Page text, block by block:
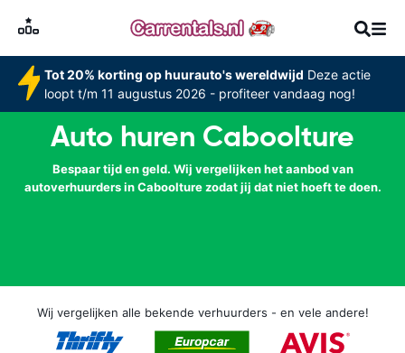
Tot 20% korting op huurauto's wereldwijd Deze actie
loopt t/m 11 augustus 2026 - profiteer vandaag nog!
Auto huren Caboolture
Bespaar tijd en geld. Wij vergelijken het aanbod van
autoverhuurders in Caboolture zodat jij dat niet hoeft te doen.
Wij vergelijken alle bekende verhuurders - en vele andere!